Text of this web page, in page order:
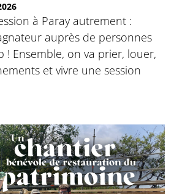
à Paray autrement :
auprès de personnes
! Ensemble, on va prier, louer,
et vivre une session